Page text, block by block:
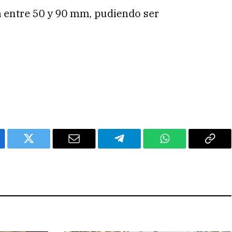
50 y 90 mm, pudiendo ser
Twitter Email Telegram WhatsAppCopy